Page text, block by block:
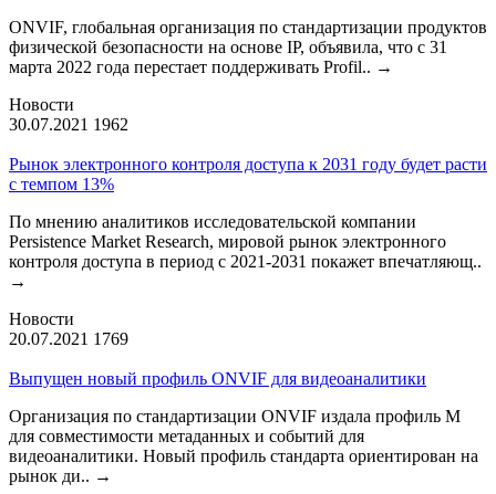
ONVIF, глобальная организация по стандартизации продуктов
физической безопасности на основе IP, объявила, что с 31
марта 2022 года перестает поддерживать Profil.. →
Новости
30.07.2021 1962
Рынок электронного контроля доступа к 2031 году будет расти
с темпом 13%
По мнению аналитиков исследовательской компании
Persistence Market Research, мировой рынок электронного
контроля доступа в период с 2021-2031 покажет впечатляющ..
→
Новости
20.07.2021 1769
Выпущен новый профиль ONVIF для видеоаналитики
Организация по стандартизации ONVIF издала профиль М
для совместимости метаданных и событий для
видеоаналитики. Новый профиль стандарта ориентирован на
рынок ди.. →